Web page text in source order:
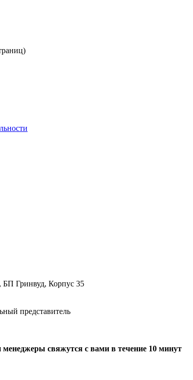
Гринвуд, Корпус 35
представитель
свяжутся с вами в течение 10 минут